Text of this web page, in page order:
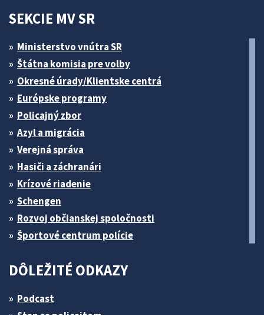
SEKCIE MV SR
Ministerstvo vnútra SR
Štátna komisia pre volby
Okresné úrady/Klientske centrá
Európske programy
Policajný zbor
Azyl a migrácia
Verejná správa
Hasiči a záchranári
Krízové riadenie
Schengen
Rozvoj občianskej spoločnosti
Športové centrum polície
DÔLEŽITÉ ODKAZY
Podcast